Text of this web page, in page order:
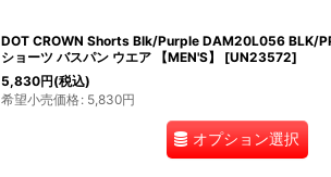
DOT CROWN Shorts Blk/Purple DAM20L056 BLK/
ショーツ バスパン ウエア 【MEN'S】
[UN23572]
5,830円(税込)
希望小売価格: 5,830円
オプション選択